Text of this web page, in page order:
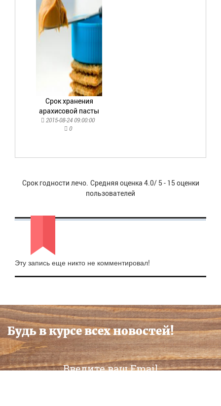
Срок хранения
арахисовой пасты
2015-08-24 09:00:00
0
Срок годности лечо. Средняя оценка 4.0/ 5 - 15 оценки
пользователей
Эту запись еще никто не комментировал!
Будь в курсе всех новостей!